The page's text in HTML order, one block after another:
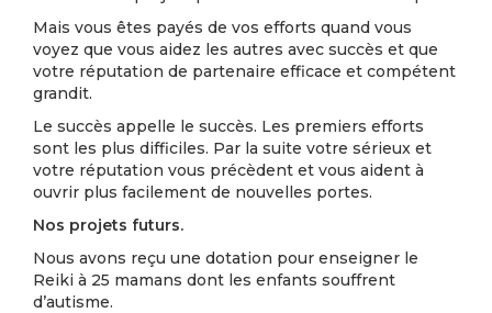
Mais vous êtes payés de vos efforts quand vous
voyez que vous aidez les autres avec succès et que
votre réputation de partenaire efficace et compétent
grandit.
Le succès appelle le succès. Les premiers efforts
sont les plus difficiles. Par la suite votre sérieux et
votre réputation vous précèdent et vous aident à
ouvrir plus facilement de nouvelles portes.
Nos projets futurs.
Nous avons reçu une dotation pour enseigner le
Reiki à 25 mamans dont les enfants souffrent
d’autisme.